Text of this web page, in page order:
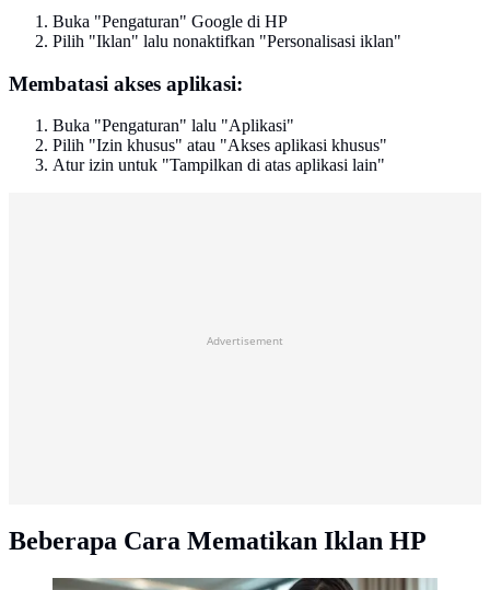
Buka "Pengaturan" Google di HP
Pilih "Iklan" lalu nonaktifkan "Personalisasi iklan"
Membatasi akses aplikasi:
Buka "Pengaturan" lalu "Aplikasi"
Pilih "Izin khusus" atau "Akses aplikasi khusus"
Atur izin untuk "Tampilkan di atas aplikasi lain"
Advertisement
Beberapa Cara Mematikan Iklan HP